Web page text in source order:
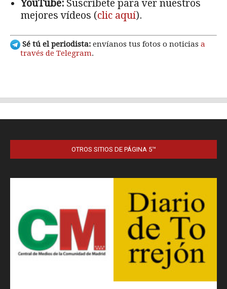
OTROS SITIOS DE PÁGINA 5™